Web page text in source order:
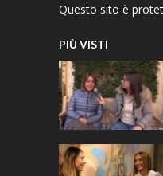
Questo sito è
PIÙ VISTI